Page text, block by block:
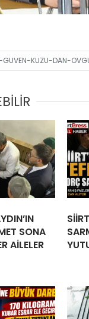
KUZU-DAN-
SONA
AİLELER